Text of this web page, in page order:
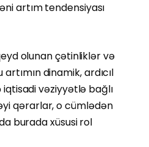
artım tendensiyası
olunan çətinliklər və
dinamik, ardıcıl
iqtisadi vəziyyətlə bağlı
qərarlar, o cümlədən
burada xüsusi rol